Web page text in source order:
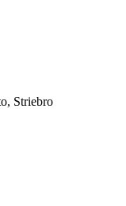
Striebro